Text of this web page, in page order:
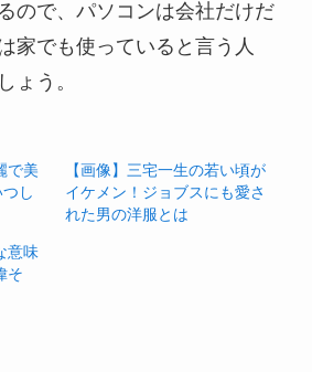
ので、パソコンは会社だけだ
家でも使っていると言う人
ょう。
で美
し
【画像】三宅一生の若い頃が
イケメン！ジョブスにも愛さ
れた男の洋服とは
意味
そ